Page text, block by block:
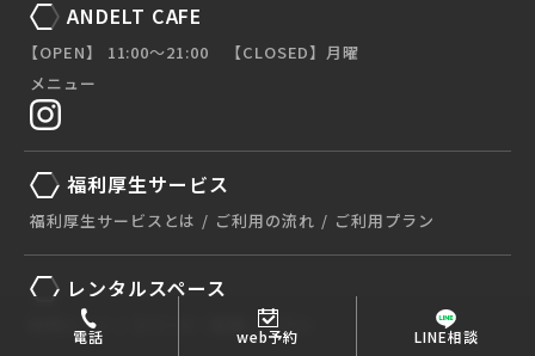
電話 web予約 LINE相談
ANDELT CAFE
【OPEN】 11:00〜21:00 【CLOSED】月曜
メニュー
福利厚生サービス
福利厚生サービスとは ご利用の流れ ご利用プラン
レンタルスペース
利用シーン プラン